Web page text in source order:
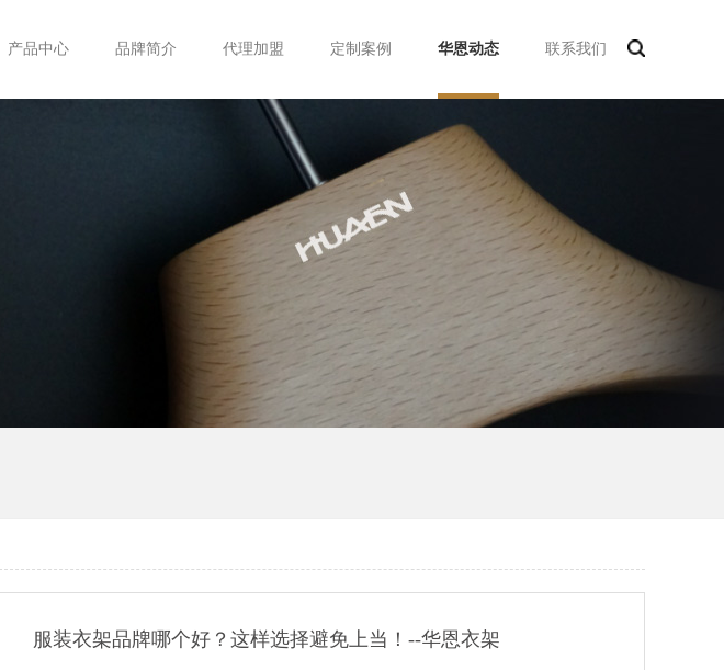
产品中心 品牌简介 代理加盟 定制案例 华恩动态 联系我们
服装衣架品牌哪个好？这样选择避免上当！--华恩衣架